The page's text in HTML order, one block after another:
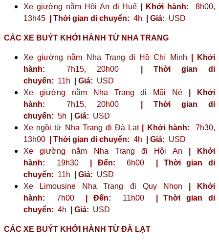
Xe giường nằm Hội An đi Huế
| Khởi hành: 8h00,
13h45
| Thời gian di chuyển: 4h | Giá: USD
CÁC XE BUÝT KHỞI HÀNH TỪ NHA TRANG
Xe giường nằm Nha Trang đi Hồ Chí Minh
| Khởi
hành: 7h15, 20h00
| Thời gian di
chuyển: 11h | Giá: USD
Xe giường nằm Nha Trang đi Mũi Né
| Khởi
hành: 7h15, 20h00
| Thời gian di
chuyển: 5h | Giá: USD
Xe ngồi từ Nha Trang đi Đà Lạt
| Khởi hành: 7h30,
13h00
| Thời gian di chuyển: 4h | Giá: USD
Xe giường nằm Nha Trang đi Hội An
| Khởi
hành: 19h30 | Đến: 6h00
| Thời gian di
chuyển: 11h | Giá: USD
Xe Limousine Nha Trang đi Quy Nhon
| Khởi
hành: 7h00 | Đến: 11h00
| Thời gian di
chuyển: 4h | Giá: USD
CÁC XE BUÝT KHỞI HÀNH TỪ ĐÀ LẠT